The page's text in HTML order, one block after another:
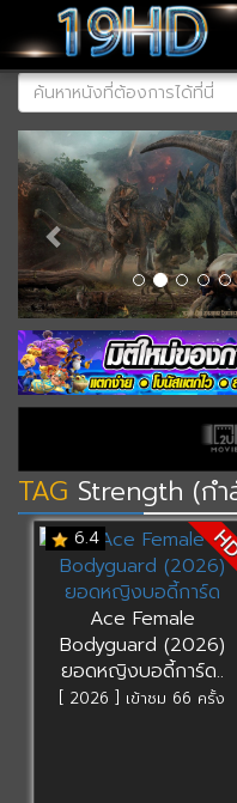
TAG Strength (กำ
6.4
Ace Female
Bodyguard (2026)
ยอดหญิงบอดี้การ์ด..
[ 2026 ] เข้าชม 66 ครั้ง